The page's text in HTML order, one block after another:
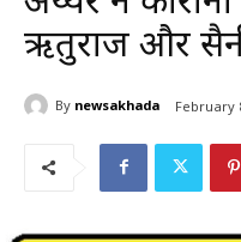
ऋतुराज और
By newsakhada February